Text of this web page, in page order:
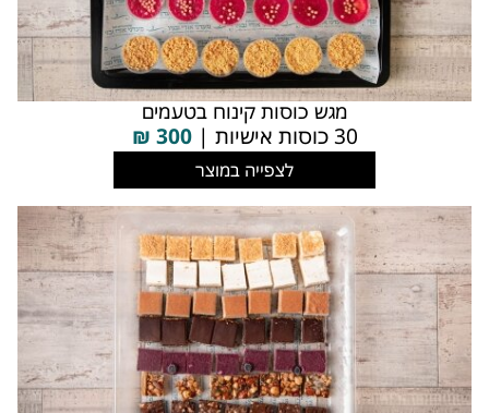
מגש כוסות קינוח בטעמים
30 כוסות אישיות | 300
₪
לצפייה במוצר